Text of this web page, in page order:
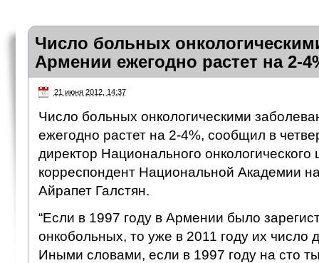
Число больных
Армении ежегодно растет на 2-
21 июня 2012, 14:37
Число больных онкологическими
ежегодно растет на 2-4%, сообщил в
директор Национального
корреспондент Национальной Академии
Айрапет Галстян.
“Если в 1997 году в Армении было
онкобольных, то уже в 2011 году их число
Иными словами, если в 1997 году на сто